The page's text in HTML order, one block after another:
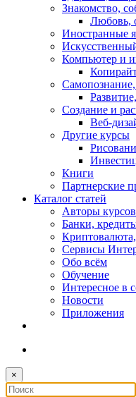
Знакомство,
Любовь,
Иностранные
Компьютер и
Создание и
Веб-
Другие курсы
Книги
Партнерские
Каталог статей
Авторы курсов
Банки,
Сервисы
Обо всём
Обучение
Интересное в
Новости
Приложения
×